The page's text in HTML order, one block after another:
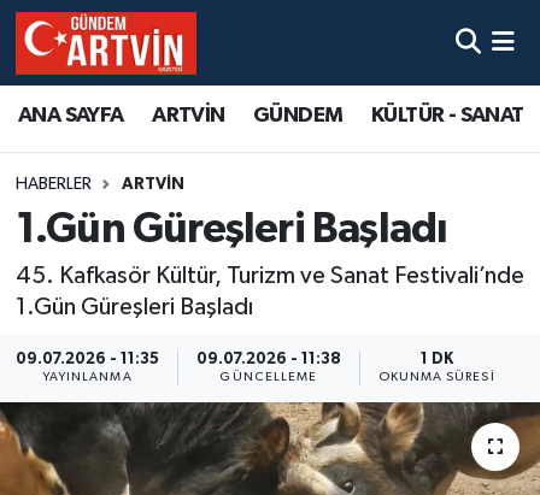
ANA SAYFA ARTVİN GÜNDEM KÜLTÜR - SANAT
HABERLER ARTVİN
1.Gün Güreşleri Başladı
45. Kafkasör Kültür, Turizm ve Sanat Festivali’nde
1.Gün Güreşleri Başladı
09.07.2026 - 11:35
YAYINLANMA
09.07.2026 - 11:38
GÜNCELLEME
1 DK
OKUNMA SÜRESI